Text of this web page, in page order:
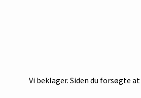
Vi beklager. Siden du forsøgte